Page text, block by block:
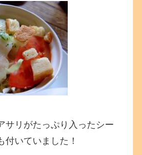
サリがたっぷり入ったシー
付いていました！